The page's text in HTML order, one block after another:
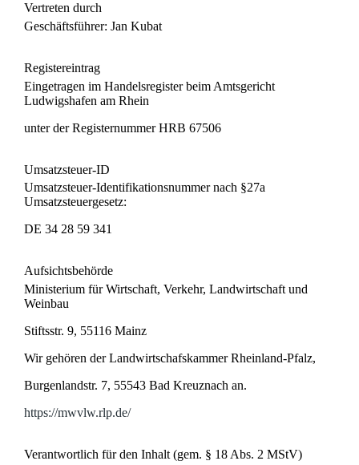
Vertreten durch
Geschäftsführer: Jan Kubat
Registereintrag
Eingetragen im Handelsregister beim Amtsgericht
Ludwigshafen am Rhein
unter der Registernummer HRB 67506
Umsatzsteuer-ID
Umsatzsteuer-Identifikationsnummer nach §27a
Umsatzsteuergesetz:
DE 34 28 59 341
Aufsichtsbehörde
Ministerium für Wirtschaft, Verkehr, Landwirtschaft und
Weinbau
Stiftsstr. 9, 55116 Mainz
Wir gehören der Landwirtschafskammer Rheinland-Pfalz,
Burgenlandstr. 7, 55543 Bad Kreuznach an.
https://mwvlw.rlp.de/
Verantwortlich für den Inhalt (gem. § 18 Abs. 2 MStV)